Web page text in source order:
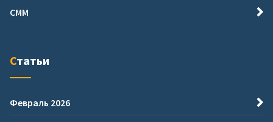
СММ
Статьи
Февраль 2026